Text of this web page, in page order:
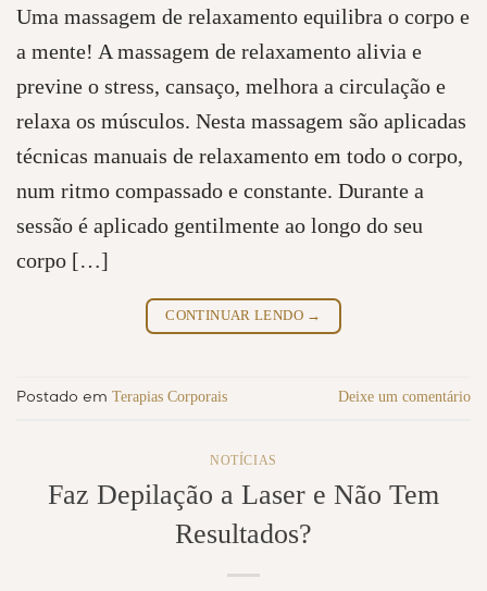
Uma massagem de relaxamento equilibra o corpo e
a mente! A massagem de relaxamento alivia e
previne o stress, cansaço, melhora a circulação e
relaxa os músculos. Nesta massagem são aplicadas
técnicas manuais de relaxamento em todo o corpo,
num ritmo compassado e constante. Durante a
sessão é aplicado gentilmente ao longo do seu
corpo […]
CONTINUAR LENDO →
Postado em Terapias Corporais Deixe um comentário
NOTÍCIAS
Faz Depilação a Laser e Não Tem
Resultados?